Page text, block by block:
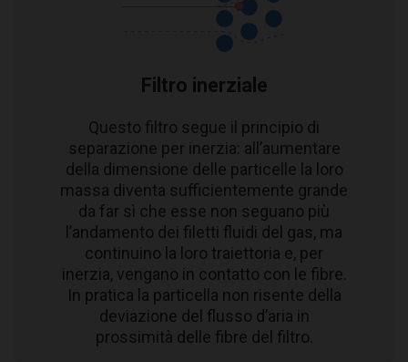
Filtro inerziale
Questo filtro segue il principio di
separazione per inerzia: all’aumentare
della dimensione delle particelle la loro
massa diventa sufficientemente grande
da far sì che esse non seguano più
l’andamento dei filetti fluidi del gas, ma
continuino la loro traiettoria e, per
inerzia, vengano in contatto con le fibre.
In pratica la particella non risente della
deviazione del flusso d’aria in
prossimità delle fibre del filtro.